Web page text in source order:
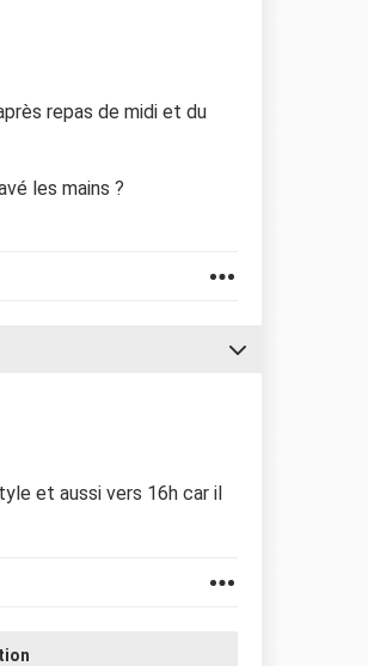
repas de midi et du
les mains ?
et aussi vers 16h car il